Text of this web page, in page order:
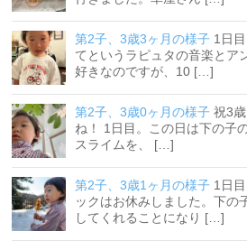
第2子、3歳3ヶ月の様子 1日
てというラピュタの音楽とア
好きなのですが、10 […]
第2子、3歳0ヶ月の様子 祝3
ね！ 1日目。この日は下の子
スライムを、 […]
第2子、3歳1ヶ月の様子 1日
ックはお休みしました。下の
してくれることになり […]